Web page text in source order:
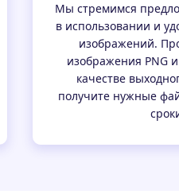
Мы стремимся
в использовании и
изображений.
изображения PNG
качестве
получите нужные